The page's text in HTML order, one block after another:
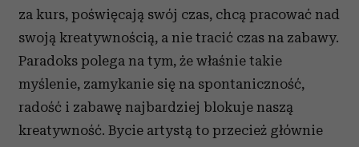
za kurs, poświęcają swój czas, chcą pracować nad
swoją kreatywnością, a nie tracić czas na zabawy.
Paradoks polega na tym, że właśnie takie
myślenie, zamykanie się na spontaniczność,
radość i zabawę najbardziej blokuje naszą
kreatywność. Bycie artystą to przecież głównie